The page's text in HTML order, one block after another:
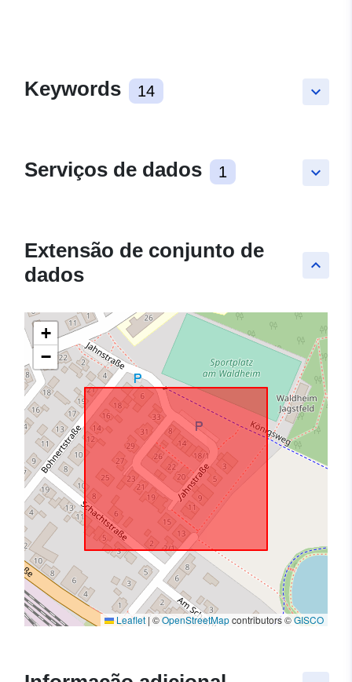
keyboard_arrow_down
Keywords 14
keyboard_arrow_down
Serviços de dados 1
keyboard_arrow_up
Extensão de conjunto de
dados
+
−
Leaflet | ©OpenStreetMapcontributors ©GISCO